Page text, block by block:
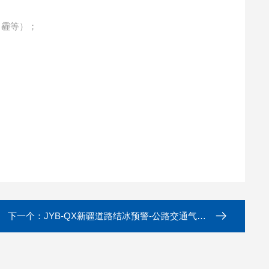
等）；
下一个： JYB-QX新疆道路结冰预警-公路交通气象环境监测站